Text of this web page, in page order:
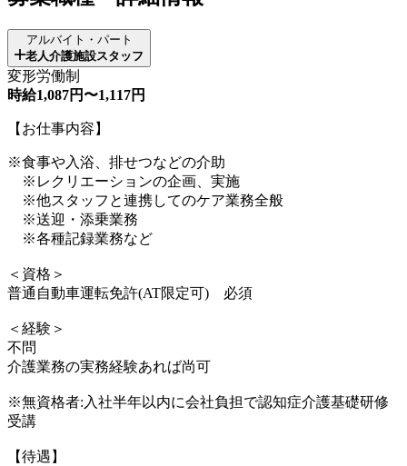
アルバイト・パート
老人介護施設スタッフ
変形労働制
時給1,087円〜1,117円
【お仕事内容】
※食事や入浴、排せつなどの介助
※レクリエーションの企画、実施
※他スタッフと連携してのケア業務全般
※送迎・添乗業務
※各種記録業務など
＜資格＞
普通自動車運転免許(AT限定可) 必須
＜経験＞
不問
介護業務の実務経験あれば尚可
※無資格者:入社半年以内に会社負担で認知症介護基礎研修
受講
【待遇】